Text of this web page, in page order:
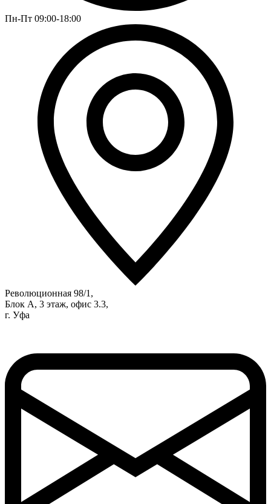
Пн-Пт 09:00-18:00
Революционная 98/1,
Блок А, 3 этаж, офис 3.3,
г. Уфа